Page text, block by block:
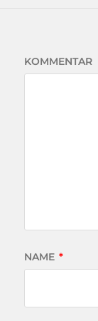
KOMMENTAR
NAME *